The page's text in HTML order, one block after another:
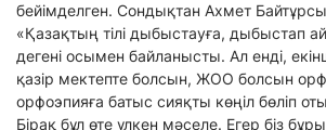
бейімделген. Сондықтан Ахмет
«Қазақтың тілі дыбыстауға, дыбыстап
дегені осымен байланысты. Ал енді,
қазір мектепте болсын, ЖОО болсын
орфоэпияға батыс сияқты көңіл бөліп
Бірақ бұл өте үлкен мәселе. Егер біз